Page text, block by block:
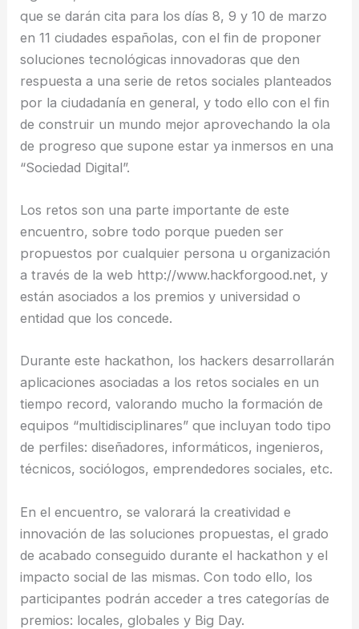
que se darán cita para los días 8, 9 y 10 de marzo
en 11 ciudades españolas, con el fin de proponer
soluciones tecnológicas innovadoras que den
respuesta a una serie de retos sociales planteados
por la ciudadanía en general, y todo ello con el fin
de construir un mundo mejor aprovechando la ola
de progreso que supone estar ya inmersos en una
“Sociedad Digital”.
Los retos son una parte importante de este
encuentro, sobre todo porque pueden ser
propuestos por cualquier persona u organización
a través de la web http://www.hackforgood.net, y
están asociados a los premios y universidad o
entidad que los concede.
Durante este hackathon, los hackers desarrollarán
aplicaciones asociadas a los retos sociales en un
tiempo record, valorando mucho la formación de
equipos “multidisciplinares” que incluyan todo tipo
de perfiles: diseñadores, informáticos, ingenieros,
técnicos, sociólogos, emprendedores sociales, etc.
En el encuentro, se valorará la creatividad e
innovación de las soluciones propuestas, el grado
de acabado conseguido durante el hackathon y el
impacto social de las mismas. Con todo ello, los
participantes podrán acceder a tres categorías de
premios: locales, globales y Big Day.